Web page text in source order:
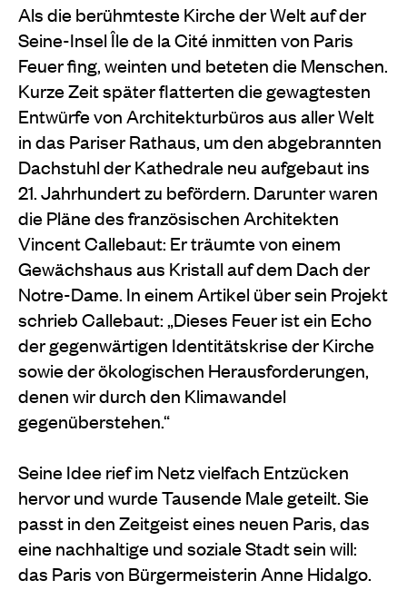
Als die berühmteste Kirche der Welt auf der
Seine-Insel Île de la Cité inmitten von Paris
Feuer fing, weinten und beteten die Menschen.
Kurze Zeit später flatterten die gewagtesten
Entwürfe von Architekturbüros aus aller Welt
in das Pariser Rathaus, um den abgebrannten
Dachstuhl der Kathedrale neu aufgebaut ins
21. Jahrhundert zu befördern. Darunter waren
die Pläne des französischen Architekten
Vincent Callebaut: Er träumte von einem
Gewächshaus aus Kristall auf dem Dach der
Notre-Dame. In einem Artikel über sein Projekt
schrieb Callebaut: „Dieses Feuer ist ein Echo
der gegenwärtigen Identitätskrise der Kirche
sowie der ökologischen Herausforderungen,
denen wir durch den Klimawandel
gegenüberstehen.“
Seine Idee rief im Netz vielfach Entzücken
hervor und wurde Tausende Male geteilt. Sie
passt in den Zeitgeist eines neuen Paris, das
eine nachhaltige und soziale Stadt sein will:
das Paris von Bürgermeisterin Anne Hidalgo.